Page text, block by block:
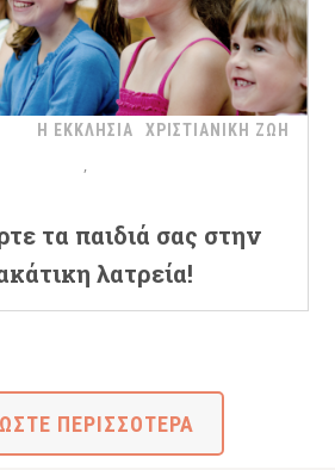
Η ΕΚΚΛΗΣΙΑ ΧΡΙΣΤΙΑΝΙΚΗ ΖΩΗ
τα παιδιά σας στην
λατρεία!
ΠΕΡΙΣΣΟΤΕΡΑ